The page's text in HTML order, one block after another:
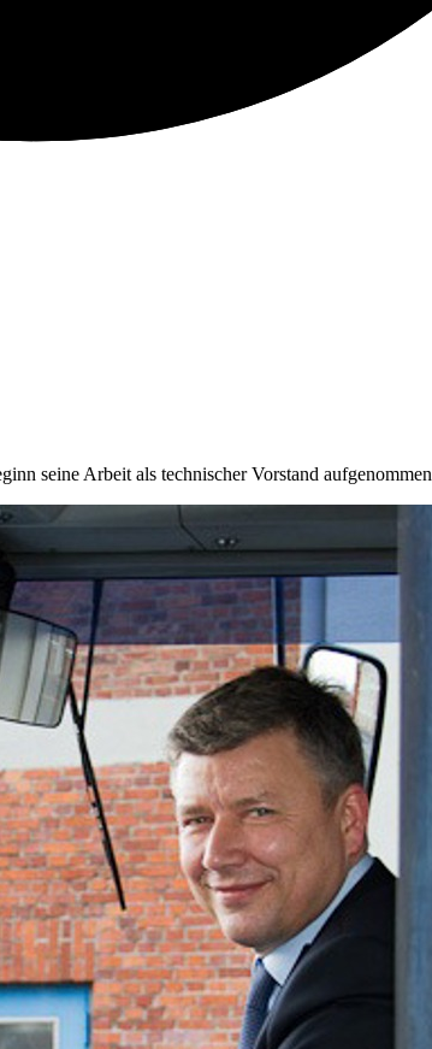
seine Arbeit als technischer Vorstand aufgenommen